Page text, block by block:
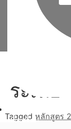
เพิ่มเพื่อน
การน
ระเหย
Tagged หลักสูตร